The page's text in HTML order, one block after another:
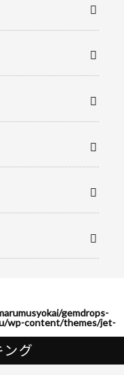
gemdrops-
wp-content/themes/jet-
グ